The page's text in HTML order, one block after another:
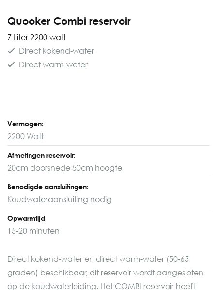
Quooker Combi reservoir
7 Liter 2200 watt
Direct kokend-water
Direct warm-water
Vermogen:
2200 Watt
Afmetingen reservoir:
20cm doorsnede 50cm hoogte
Benodigde aansluitingen:
Koudwateraansluiting nodig
Opwarmtijd:
15-20 minuten
Direct kokend-water en direct warm-water (50-65
graden) beschikbaar, dit reservoir wordt aangesloten
op de koudwaterleiding. Het COMBI reservoir heeft